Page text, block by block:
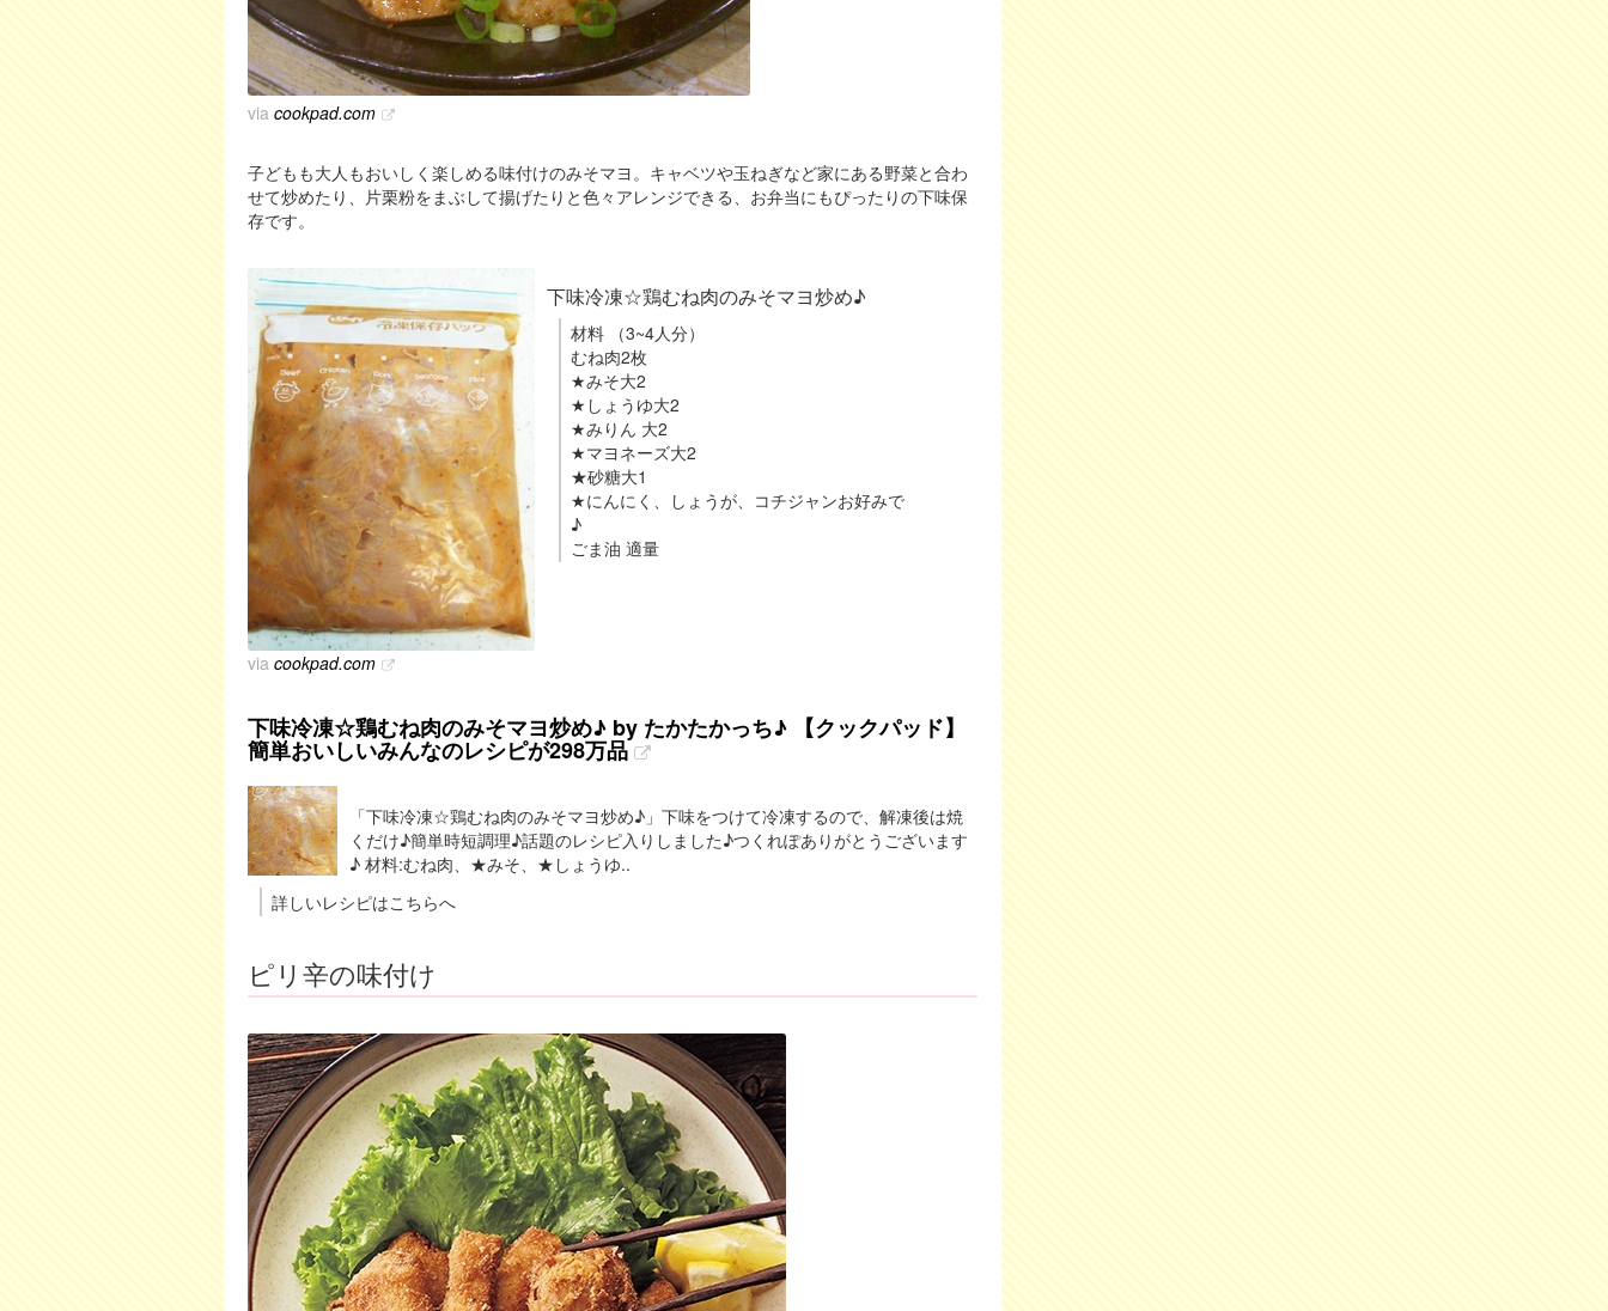
via cookpad.com
子どもも大人もおいしく楽しめる味付けのみそマヨ。キャベツや玉ねぎなど家にある野菜と合わ
せて炒めたり、片栗粉をまぶして揚げたりと色々アレンジできる、お弁当にもぴったりの下味保
存です。
下味冷凍☆鶏むね肉のみそマヨ炒め♪
材料 （3~4人分）
むね肉2枚
★みそ大2
★しょうゆ大2
★みりん 大2
★マヨネーズ大2
★砂糖大1
★にんにく、しょうが、コチジャンお好みで
♪
ごま油 適量
via cookpad.com
下味冷凍☆鶏むね肉のみそマヨ炒め♪ by たかたかっち♪ 【クックパッド】
簡単おいしいみんなのレシピが298万品
「下味冷凍☆鶏むね肉のみそマヨ炒め♪」下味をつけて冷凍するので、解凍後は焼
くだけ♪簡単時短調理♪話題のレシピ入りしました♪つくれぽありがとうございます
♪ 材料:むね肉、★みそ、★しょうゆ..
詳しいレシピはこちらへ
ピリ辛の味付け